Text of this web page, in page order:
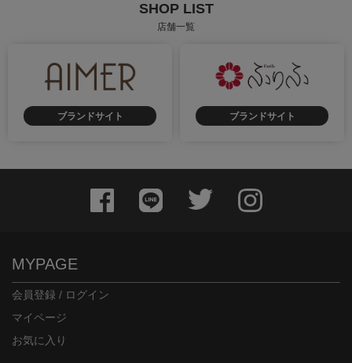
SHOP LIST
店舗一覧
ブランドサイト ブランドサイト
MYPAGE
会員登録 / ログイン
マイページ
お気に入り